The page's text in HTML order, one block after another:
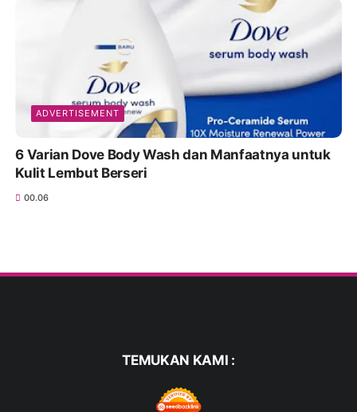
ADVERTISEMENT
6 Varian Dove Body Wash dan Manfaatnya untuk
Kulit Lembut Berseri
00.06
TEMUKAN KAMI :